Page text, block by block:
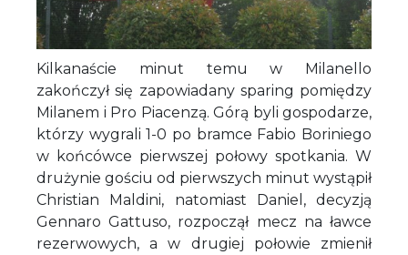
Kilkanaście minut temu w Milanello
zakończył się zapowiadany sparing pomiędzy
Milanem i Pro Piacenzą. Górą byli gospodarze,
którzy wygrali 1-0 po bramce Fabio Boriniego
w końcówce pierwszej połowy spotkania. W
drużynie gościu od pierwszych minut wystąpił
Christian Maldini, natomiast Daniel, decyzją
Gennaro Gattuso, rozpoczął mecz na ławce
rezerwowych, a w drugiej połowie zmienił